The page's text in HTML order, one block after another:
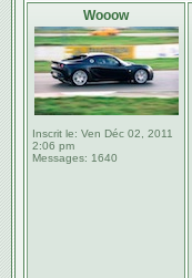
Wooow
Inscrit le: Ven Déc 02, 2011
2:06 pm
Messages: 1640